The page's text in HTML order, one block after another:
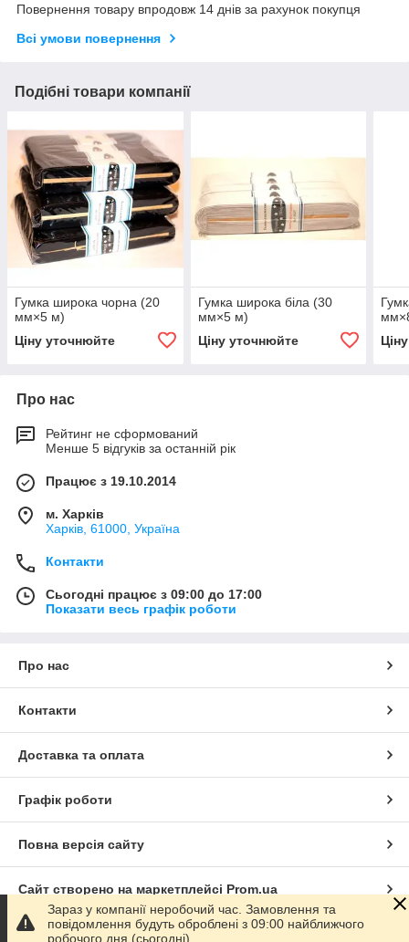
Повернення товару впродовж 14 днів за рахунок покупця
Всі умови повернення
Подібні товари компанії
Гумка широка чорна (20
мм×5 м)
Ціну уточнюйте
Гумка широка біла (30
мм×5 м)
Ціну уточнюйте
Про нас
Рейтинг не сформований
Менше 5 відгуків за останній рік
Працює з 19.10.2014
м. Харків
Харків, 61000, Україна
Контакти
Сьогодні працює з 09:00 до 17:00
Показати весь графік роботи
Про нас
Контакти
Доставка та оплата
Графік роботи
Повна версія сайту
Сайт створено на маркетплейсі Prom.ua
Політика конфіденційності
Зараз у компанії неробочий час. Замовлення та
повідомлення будуть оброблені з 09:00 найближчого
робочого дня (сьогодні).